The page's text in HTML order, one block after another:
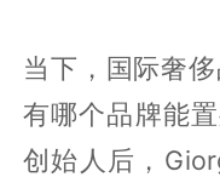
当下，国际奢
有哪个品牌能
创始人后，